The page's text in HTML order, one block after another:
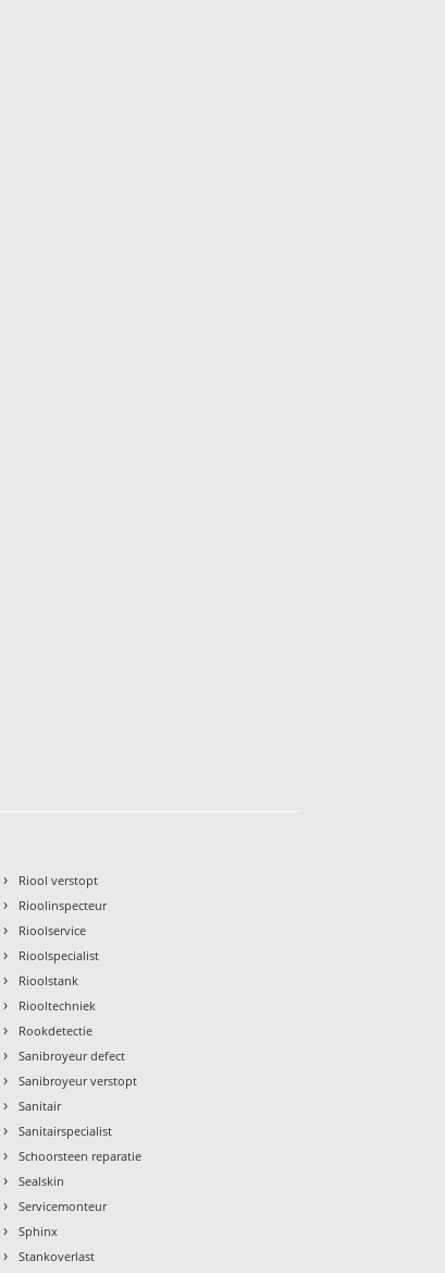
› Riool verstopt
› Rioolinspecteur
› Rioolservice
› Rioolspecialist
› Rioolstank
› Riooltechniek
› Rookdetectie
› Sanibroyeur defect
› Sanibroyeur verstopt
› Sanitair
› Sanitairspecialist
› Schoorsteen reparatie
› Sealskin
› Servicemonteur
› Sphinx
› Stankoverlast